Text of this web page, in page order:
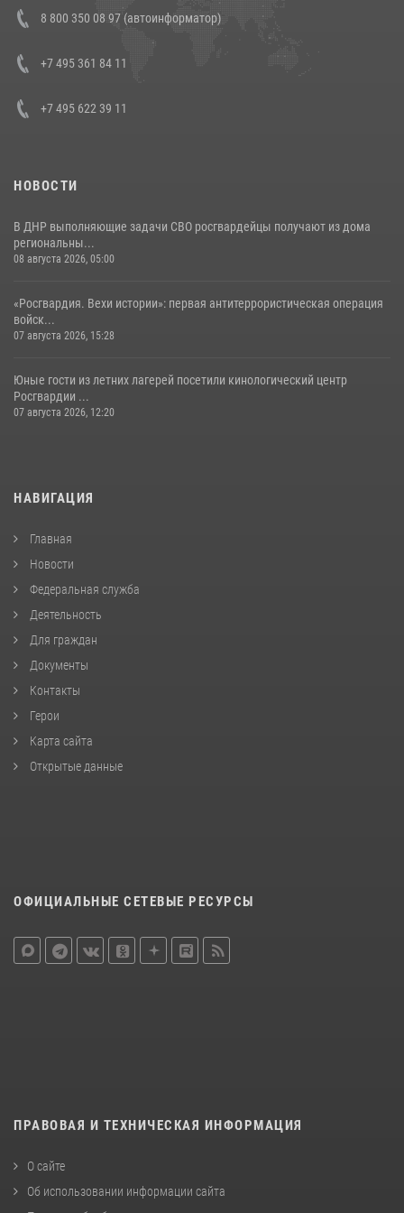
В Росгвардии прошла военно-научная конференция по обобщению
боевого опыта
8 800 350 08 97 (автоинформатор)
+7 495 361 84 11
+7 495 622 39 11
НОВОСТИ
В ДНР выполняющие задачи СВО росгвардейцы получают из дома
региональны...
08 августа 2026, 05:00
«Росгвардия. Вехи истории»: первая антитеррористическая операция
войск...
07 августа 2026, 15:28
Юные гости из летних лагерей посетили кинологический центр
Росгвардии ...
07 августа 2026, 12:20
НАВИГАЦИЯ
Главная
Новости
Федеральная служба
Деятельность
Для граждан
Документы
Контакты
Герои
Карта сайта
Открытые данные
ОФИЦИАЛЬНЫЕ СЕТЕВЫЕ РЕСУРСЫ
ПРАВОВАЯ И ТЕХНИЧЕСКАЯ ИНФОРМАЦИЯ
О сайте
Об использовании информации сайта